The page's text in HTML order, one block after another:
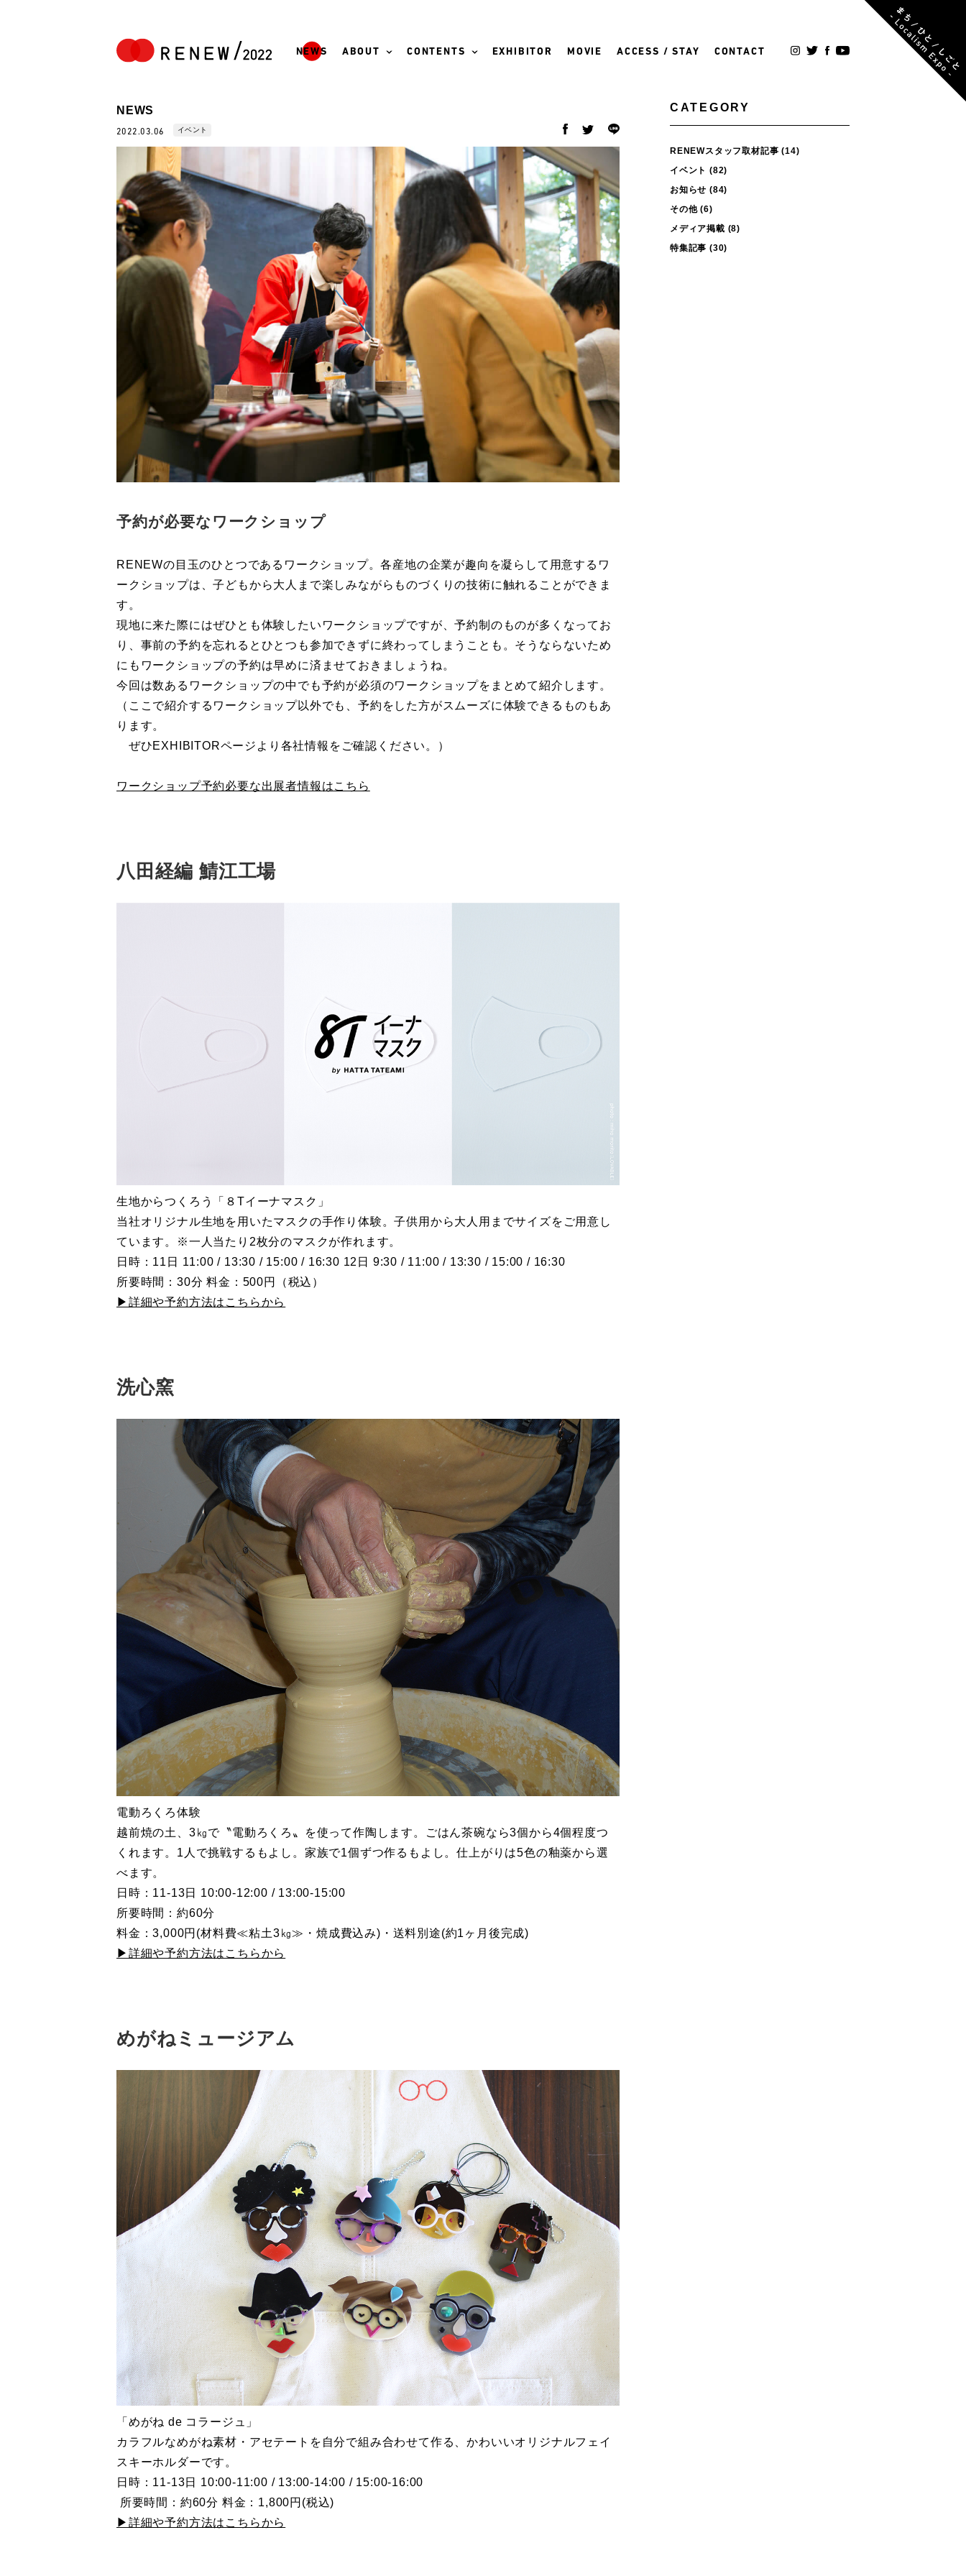
NEWS ABOUT CONTENTS EXHIBITOR MOVIE ACCESS / STAY CONTACT
NEWS
2022.03.06 イベント
予約が必要なワークショップ
RENEWの目玉のひとつであるワークショップ。各産地の企業が趣向を凝らして用意するワ
ークショップは、子どもから大人まで楽しみながらものづくりの技術に触れることができま
す。
現地に来た際にはぜひとも体験したいワークショップですが、予約制のものが多くなってお
り、事前の予約を忘れるとひとつも参加できずに終わってしまうことも。そうならないため
にもワークショップの予約は早めに済ませておきましょうね。
今回は数あるワークショップの中でも予約が必須のワークショップをまとめて紹介します。
（ここで紹介するワークショップ以外でも、予約をした方がスムーズに体験できるものもあ
ります。
ぜひEXHIBITORページより各社情報をご確認ください。）
ワークショップ予約必要な出展者情報はこちら
八田経編 鯖江工場
生地からつくろう「８Tイーナマスク」
当社オリジナル生地を用いたマスクの手作り体験。子供用から大人用までサイズをご用意し
ています。※一人当たり2枚分のマスクが作れます。
日時：11日 11:00 / 13:30 / 15:00 / 16:30 12日 9:30 / 11:00 / 13:30 / 15:00 / 16:30
所要時間：30分 料金：500円（税込）
▶詳細や予約方法はこちらから
洗心窯
電動ろくろ体験
越前焼の土、3㎏で〝電動ろくろ〟を使って作陶します。ごはん茶碗なら3個から4個程度つ
くれます。1人で挑戦するもよし。家族で1個ずつ作るもよし。仕上がりは5色の釉薬から選
べます。
日時：11-13日 10:00-12:00 / 13:00-15:00
所要時間：約60分
料金：3,000円(材料費≪粘土3㎏≫・焼成費込み)・送料別途(約1ヶ月後完成)
▶詳細や予約方法はこちらから
めがねミュージアム
「めがね de コラージュ」
カラフルなめがね素材・アセテートを自分で組み合わせて作る、かわいいオリジナルフェイ
スキーホルダーです。
日時：11-13日 10:00-11:00 / 13:00-14:00 / 15:00-16:00
所要時間：約60分 料金：1,800円(税込)
▶詳細や予約方法はこちらから
CATEGORY
RENEWスタッフ取材記事 (14)
イベント (82)
お知らせ (84)
その他(6)
メディア掲載 (8)
特集記事 (30)